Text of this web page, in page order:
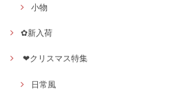
小物
✿新入荷
❤クリスマス特集
日常風